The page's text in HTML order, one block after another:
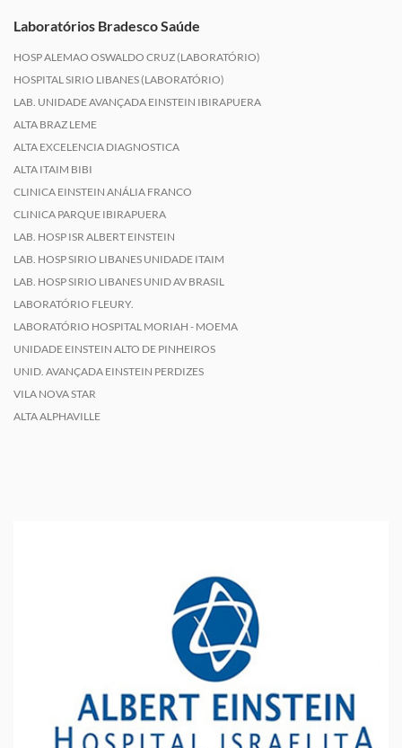
Laboratórios Bradesco Saúde
HOSP ALEMAO OSWALDO CRUZ (LABORATÓRIO)
HOSPITAL SIRIO LIBANES (LABORATÓRIO)
LAB. UNIDADE AVANÇADA EINSTEIN IBIRAPUERA
ALTA BRAZ LEME
ALTA EXCELENCIA DIAGNOSTICA
ALTA ITAIM BIBI
CLINICA EINSTEIN ANÁLIA FRANCO
CLINICA PARQUE IBIRAPUERA
LAB. HOSP ISR ALBERT EINSTEIN
LAB. HOSP SIRIO LIBANES UNIDADE ITAIM
LAB. HOSP SIRIO LIBANES UNID AV BRASIL
LABORATÓRIO FLEURY.
LABORATÓRIO HOSPITAL MORIAH - MOEMA
UNIDADE EINSTEIN ALTO DE PINHEIROS
UNID. AVANÇADA EINSTEIN PERDIZES
VILA NOVA STAR
ALTA ALPHAVILLE